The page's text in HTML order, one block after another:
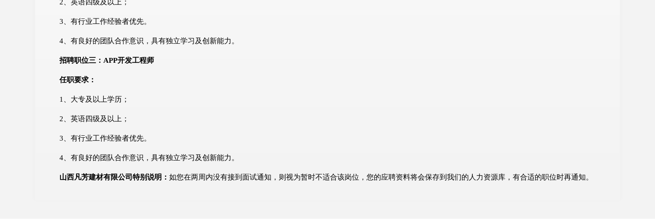
2、英语四级及以上；
3、有行业工作经验者优先。
4、有良好的团队合作意识，具有独立学习及创新能力。
招聘职位三：APP开发工程师
任职要求：
1、大专及以上学历；
2、英语四级及以上；
3、有行业工作经验者优先。
4、有良好的团队合作意识，具有独立学习及创新能力。
山西凡芳建材有限公司特别说明： 如您在两周内没有接到面试通知，则视为暂时不适合该岗位，您的应聘资料将会保存到我们的人力资源库，有合适的职位时再通知。